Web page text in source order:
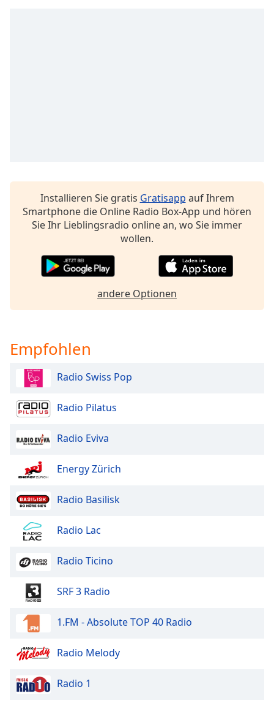
Opacity
Background
Opacity
Caption
Background
Color
Text
Font
Family
Reset
Close
Modal
End
Installieren Sie gratis Gratisapp auf Ihrem
Smartphone die Online Radio Box-App und hören
Sie Ihr Lieblingsradio online an, wo Sie immer
wollen.
andere Optionen
Empfohlen
Radio Swiss Pop
Radio Pilatus
Radio Eviva
Energy Zürich
Radio Basilisk
Radio Lac
Radio Ticino
SRF 3 Radio
1.FM - Absolute TOP 40 Radio
Radio Melody
Radio 1